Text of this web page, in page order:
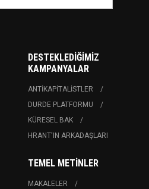
DESTEKLEDIĞIMIZ
KAMPANYALAR
ANTIKAPITALISTLER
DURDE PLATFORMU
KÜRESEL BAK
HRANT'IN ARKADAŞLARI
TEMEL METINLER
MAKALELER